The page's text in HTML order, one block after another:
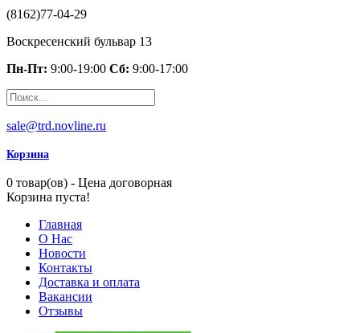
(8162)77-04-29
Воскресенский бульвар 13
Пн-Пт: 9:00-19:00 Сб: 9:00-17:00
sale@trd.novline.ru
Корзина
0 товар(ов) - Цена договорная
Корзина пуста!
Главная
О Нас
Новости
Контакты
Доставка и оплата
Вакансии
Отзывы